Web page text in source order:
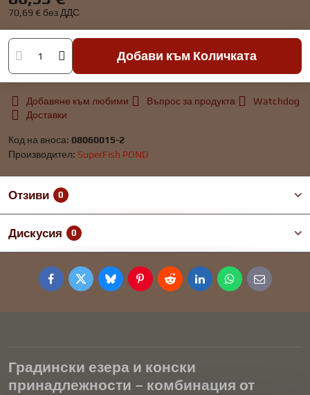
70,69 € без ДДС
Добави към Количката
Добавяне към любими Въпрос за продукта
Watchdog
Доставки
Код на вноса: 08060015-2
Производител: SuperFish POND
Отзиви 0
Дискусия 0
FacebookTwitterBlueskyPinterestRedditLinkedInWhatsApp
E-
mail
Градински езера и конски
принадлежности – комбинация от